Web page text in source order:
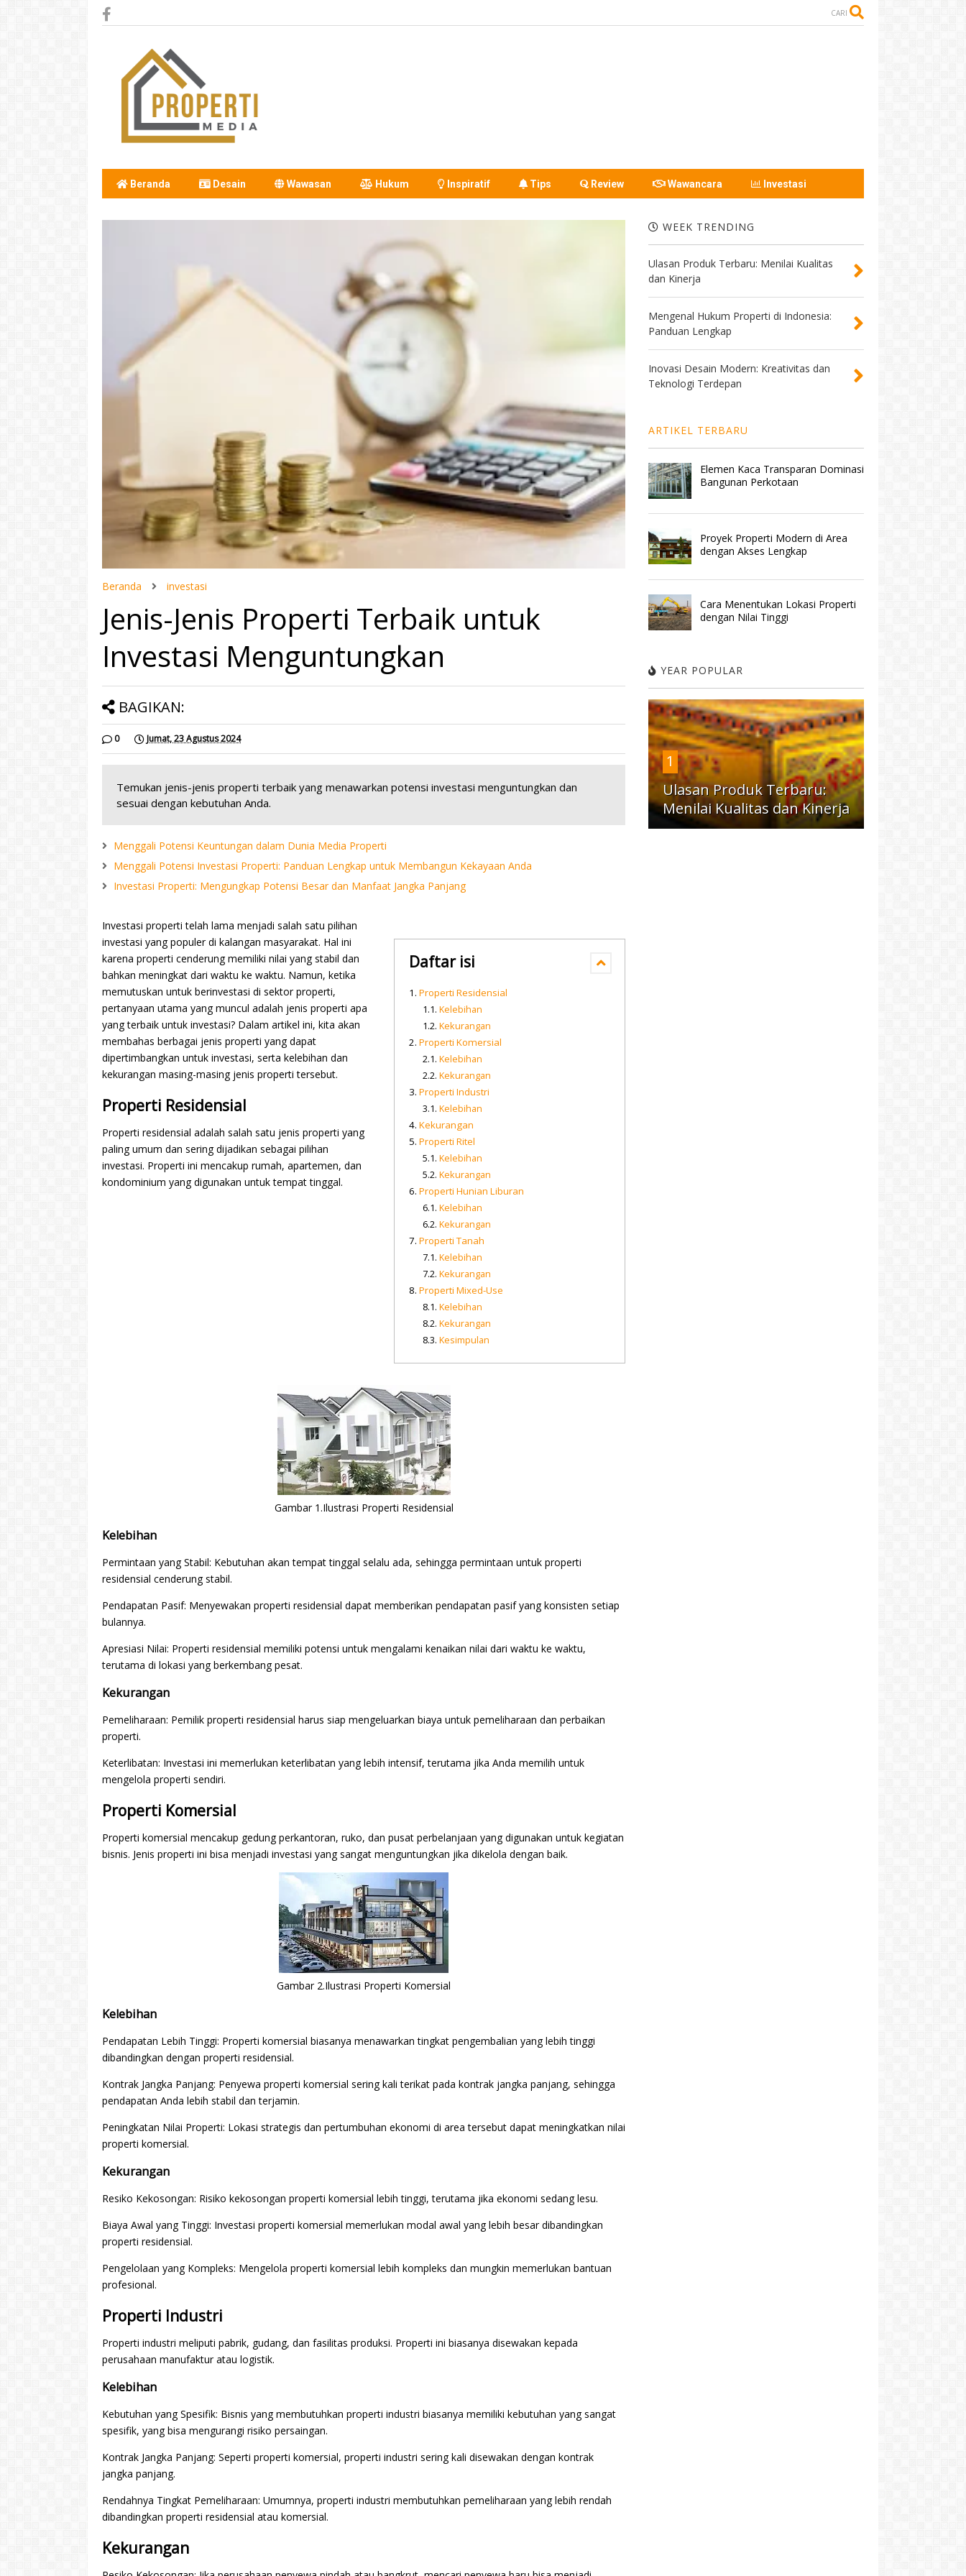
CARI
Beranda Desain Wawasan Hukum Inspiratif Tips Review Wawancara Investasi
Beranda investasi
Jenis-Jenis Properti Terbaik untuk
Investasi Menguntungkan
BAGIKAN:
0 Jumat, 23 Agustus 2024
Temukan jenis-jenis properti terbaik yang menawarkan potensi investasi menguntungkan dan
sesuai dengan kebutuhan Anda.
Menggali Potensi Keuntungan dalam Dunia Media Properti
Menggali Potensi Investasi Properti: Panduan Lengkap untuk Membangun Kekayaan Anda
Investasi Properti: Mengungkap Potensi Besar dan Manfaat Jangka Panjang
Daftar isi
Properti Residensial
Kelebihan
Kekurangan
Properti Komersial
Kelebihan
Kekurangan
Properti Industri
Kelebihan
Kekurangan
Properti Ritel
Kelebihan
Kekurangan
Properti Hunian Liburan
Kelebihan
Kekurangan
Properti Tanah
Kelebihan
Kekurangan
Properti Mixed-Use
Kelebihan
Kekurangan
Kesimpulan
Investasi properti telah lama menjadi salah satu pilihan
investasi yang populer di kalangan masyarakat. Hal ini
karena properti cenderung memiliki nilai yang stabil dan
bahkan meningkat dari waktu ke waktu. Namun, ketika
memutuskan untuk berinvestasi di sektor properti,
pertanyaan utama yang muncul adalah jenis properti apa
yang terbaik untuk investasi? Dalam artikel ini, kita akan
membahas berbagai jenis properti yang dapat
dipertimbangkan untuk investasi, serta kelebihan dan
kekurangan masing-masing jenis properti tersebut.
Properti Residensial
Properti residensial adalah salah satu jenis properti yang
paling umum dan sering dijadikan sebagai pilihan
investasi. Properti ini mencakup rumah, apartemen, dan
kondominium yang digunakan untuk tempat tinggal.
Gambar 1.Ilustrasi Properti Residensial
Kelebihan
Permintaan yang Stabil: Kebutuhan akan tempat tinggal selalu ada, sehingga permintaan untuk properti
residensial cenderung stabil.
Pendapatan Pasif: Menyewakan properti residensial dapat memberikan pendapatan pasif yang konsisten setiap
bulannya.
Apresiasi Nilai: Properti residensial memiliki potensi untuk mengalami kenaikan nilai dari waktu ke waktu,
terutama di lokasi yang berkembang pesat.
Kekurangan
Pemeliharaan: Pemilik properti residensial harus siap mengeluarkan biaya untuk pemeliharaan dan perbaikan
properti.
Keterlibatan: Investasi ini memerlukan keterlibatan yang lebih intensif, terutama jika Anda memilih untuk
mengelola properti sendiri.
Properti Komersial
Properti komersial mencakup gedung perkantoran, ruko, dan pusat perbelanjaan yang digunakan untuk kegiatan
bisnis. Jenis properti ini bisa menjadi investasi yang sangat menguntungkan jika dikelola dengan baik.
Gambar 2.Ilustrasi Properti Komersial
Kelebihan
Pendapatan Lebih Tinggi: Properti komersial biasanya menawarkan tingkat pengembalian yang lebih tinggi
dibandingkan dengan properti residensial.
Kontrak Jangka Panjang: Penyewa properti komersial sering kali terikat pada kontrak jangka panjang, sehingga
pendapatan Anda lebih stabil dan terjamin.
Peningkatan Nilai Properti: Lokasi strategis dan pertumbuhan ekonomi di area tersebut dapat meningkatkan nilai
properti komersial.
Kekurangan
Resiko Kekosongan: Risiko kekosongan properti komersial lebih tinggi, terutama jika ekonomi sedang lesu.
Biaya Awal yang Tinggi: Investasi properti komersial memerlukan modal awal yang lebih besar dibandingkan
properti residensial.
Pengelolaan yang Kompleks: Mengelola properti komersial lebih kompleks dan mungkin memerlukan bantuan
profesional.
Properti Industri
Properti industri meliputi pabrik, gudang, dan fasilitas produksi. Properti ini biasanya disewakan kepada
perusahaan manufaktur atau logistik.
Kelebihan
Kebutuhan yang Spesifik: Bisnis yang membutuhkan properti industri biasanya memiliki kebutuhan yang sangat
spesifik, yang bisa mengurangi risiko persaingan.
Kontrak Jangka Panjang: Seperti properti komersial, properti industri sering kali disewakan dengan kontrak
jangka panjang.
Rendahnya Tingkat Pemeliharaan: Umumnya, properti industri membutuhkan pemeliharaan yang lebih rendah
dibandingkan properti residensial atau komersial.
Kekurangan
WEEK TRENDING
Ulasan Produk Terbaru: Menilai Kualitas
dan Kinerja
Mengenal Hukum Properti di Indonesia:
Panduan Lengkap
Inovasi Desain Modern: Kreativitas dan
Teknologi Terdepan
ARTIKEL TERBARU
Elemen Kaca Transparan Dominasi
Bangunan Perkotaan
Proyek Properti Modern di Area
dengan Akses Lengkap
Cara Menentukan Lokasi Properti
dengan Nilai Tinggi
YEAR POPULAR
1
Ulasan Produk Terbaru:
Menilai Kualitas dan Kinerja